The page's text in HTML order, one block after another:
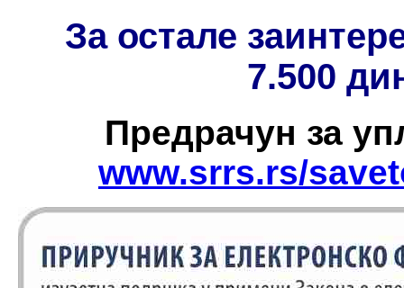
За остале
7.500
Предрачун за
www.srrs.rs/